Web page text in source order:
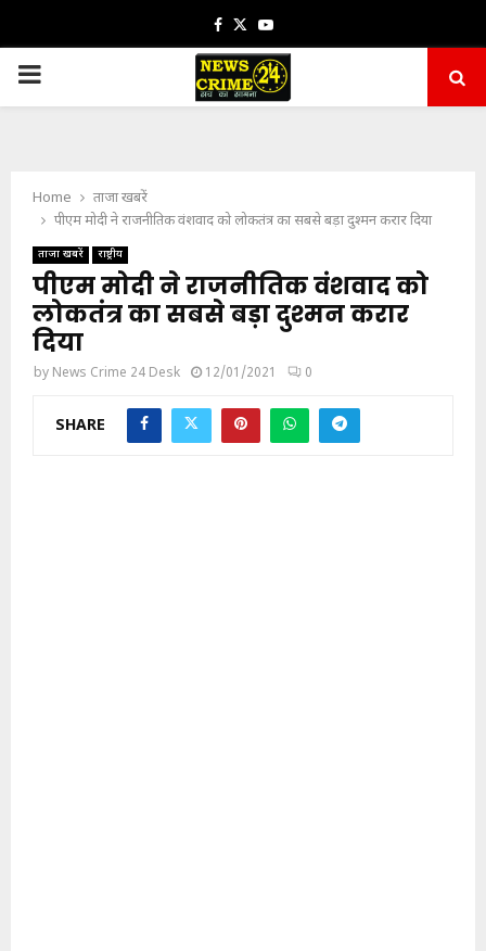
Facebook
TwitterYoutube
PRIMARY
Home
ताजा खबरें
पीएम मोदी ने राजनीतिक वंशवाद को लोकतंत्र का सबसे बड़ा दुश्मन करार दिया
ताजा खबरें राष्ट्रीय
पीएम मोदी ने राजनीतिक वंशवाद को
लोकतंत्र का सबसे बड़ा दुश्मन करार
दिया
by News Crime 24 Desk 12/01/2021 0
SHARE